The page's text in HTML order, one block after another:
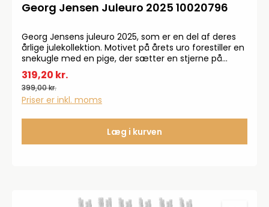
Georg Jensen Juleuro 2025 10020796
Georg Jensens juleuro 2025, som er en del af deres
årlige julekollektion. Motivet på årets uro forestiller en
snekugle med en pige, der sætter en stjerne på
toppen af juletræet. Uroen er fremstillet i messing
belagt med 18 karat guld.
319,20 kr.
399,00 kr.
Priser er inkl. moms
Læg i kurven